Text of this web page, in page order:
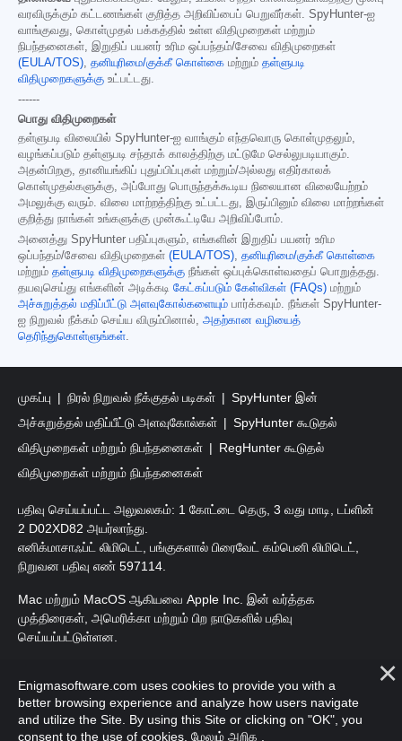
வரவிருக்கும் கட்டணங்கள் குறித்த அறிவிப்பைப் பெறுவீர்கள். SpyHunter-ஐ
வாங்குவது, கொள்முதல் பக்கத்தில் உள்ள விதிமுறைகள் மற்றும்
நிபந்தனைகள், இறுதிப் பயனர் உரிம ஒப்பந்தம்/சேவை விதிமுறைகள்
(EULA/TOS), தனியுரிமை/குக்கீ கொள்கை மற்றும் தள்ளுபடி
விதிமுறைகளுக்கு உட்பட்டது.
------
பொது விதிமுறைகள்
தள்ளுபடி விலையில் SpyHunter-ஐ வாங்கும் எந்தவொரு கொள்முதலும்,
வழங்கப்படும் தள்ளுபடி சந்தாக் காலத்திற்கு மட்டுமே செல்லுபடியாகும்.
அதன்பிறகு, தானியங்கிப் புதுப்பிப்புகள் மற்றும்/அல்லது எதிர்காலக்
கொள்முதல்களுக்கு, அப்போது பொருந்தக்கூடிய நிலையான விலையேற்றம்
அமலுக்கு வரும். விலை மாற்றத்திற்கு உட்பட்டது, இருப்பினும் விலை மாற்றங்கள்
குறித்து நாங்கள் உங்களுக்கு முன்கூட்டியே அறிவிப்போம்.
அனைத்து SpyHunter பதிப்புகளும், எங்களின் இறுதிப் பயனர் உரிம
ஒப்பந்தம்/சேவை விதிமுறைகள் (EULA/TOS), தனியுரிமை/குக்கீ கொள்கை
மற்றும் தள்ளுபடி விதிமுறைகளுக்கு நீங்கள் ஒப்புக்கொள்வதைப் பொறுத்தது.
தயவுசெய்து எங்களின் அடிக்கடி கேட்கப்படும் கேள்விகள் (FAQs) மற்றும்
அச்சுறுத்தல் மதிப்பீட்டு அளவுகோல்களையும் பார்க்கவும். நீங்கள் SpyHunter-
ஐ நிறுவல் நீக்கம் செய்ய விரும்பினால், அதற்கான வழியைத்
தெரிந்துகொள்ளுங்கள்.
முகப்பு நிரல் நிறுவல் நீக்குதல் படிகள்
SpyHunter இன்
அச்சுறுத்தல் மதிப்பீட்டு அளவுகோல்கள்
SpyHunter கூடுதல்
விதிமுறைகள் மற்றும் நிபந்தனைகள்
RegHunter கூடுதல்
விதிமுறைகள் மற்றும் நிபந்தனைகள்
பதிவு செய்யப்பட்ட அலுவலகம்: 1 கோட்டை தெரு, 3 வது மாடி, டப்ளின்
2 D02XD82 அயர்லாந்து.
எனிக்மாசாஃப்ட் லிமிடெட், பங்குகளால் பிரைவேட் கம்பெனி லிமிடெட்,
நிறுவன பதிவு எண் 597114.
Mac மற்றும் MacOS ஆகியவை Apple Inc. இன் வர்த்தக
முத்திரைகள், அமெரிக்கா மற்றும் பிற நாடுகளில் பதிவு
செய்யப்பட்டுள்ளன.
உரிமைகளும் பாதுகாக்கப்பட்டவை.
Enigmasoftware.com uses cookies to provide you with a
better browsing experience and analyze how users navigate
and utilize the Site. By using this Site or clicking on "OK", you
consent to the use of cookies. மேலும் அறிக